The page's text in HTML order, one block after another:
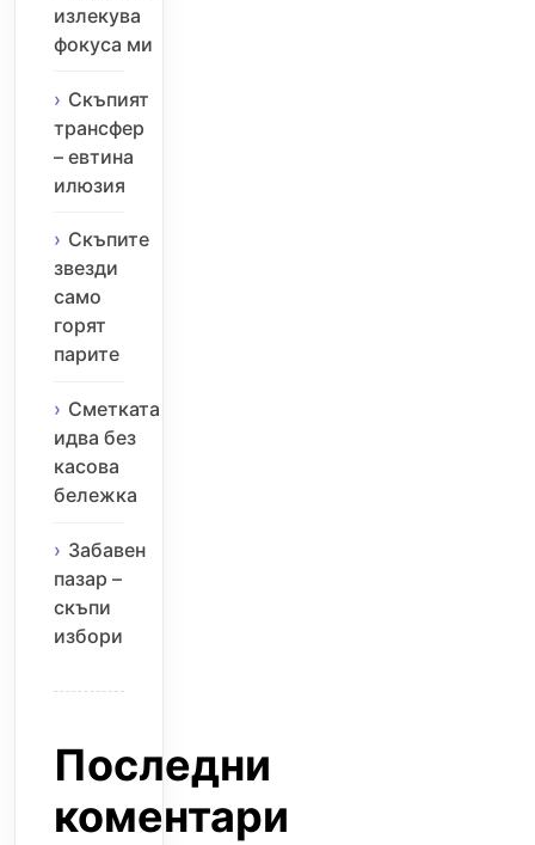
излекува
фокуса ми
Скъпият
трансфер
– евтина
илюзия
Скъпите
звезди
само
горят
парите
Сметката
идва без
касова
бележка
Забавен
пазар –
скъпи
избори
Последни
коментари